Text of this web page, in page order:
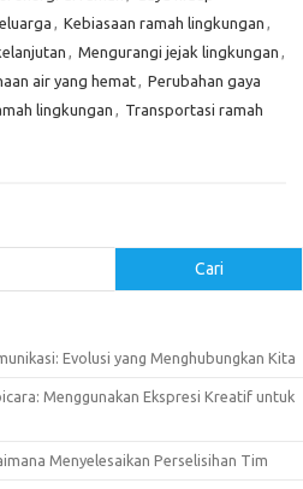
, Kebiasaan ramah lingkungan ,
, Mengurangi jejak lingkungan ,
air yang hemat, Perubahan gaya
lingkungan , Transportasi ramah
Cari
Evolusi yang Menghubungkan Kita
Menggunakan Ekspresi Kreatif untuk
Menyelesaikan Perselisihan Tim